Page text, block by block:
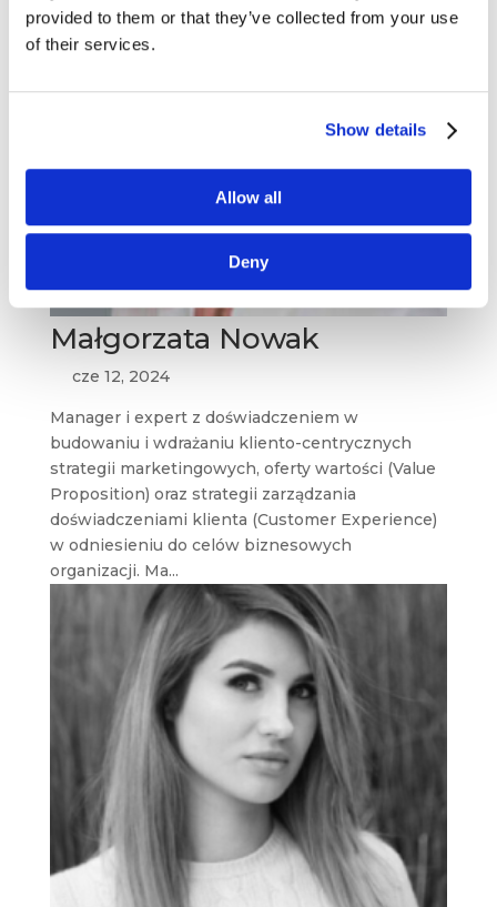
provided to them or that they’ve collected from your use
of their services.
Show details
Allow all
Deny
Małgorzata Nowak
cze 12, 2024
Manager i expert z doświadczeniem w
budowaniu i wdrażaniu kliento-centrycznych
strategii marketingowych, oferty wartości (Value
Proposition) oraz strategii zarządzania
doświadczeniami klienta (Customer Experience)
w odniesieniu do celów biznesowych
organizacji. Ma...